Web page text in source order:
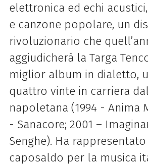
elettronica ed echi
e canzone popolare, un
rivoluzionario che
aggiudicherà la Targa
miglior album in dialetto,
quattro vinte in carriera
napoletana (1994 - Anima
- Sanacore; 2001 –
Senghe). Ha
caposaldo per la musica